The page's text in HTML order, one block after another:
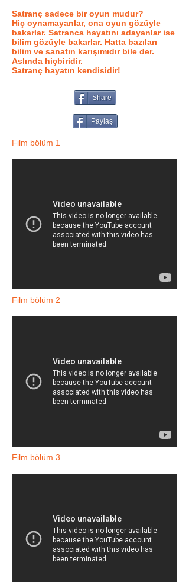
Satranç sadece bir oyun mudur?
Hiç oynamayanlar, ona oyun gözüyle
bakarlar. Satranca hayatını adayanlar ise
bilim gözüyle bakarlar. Hatta bazıları
bilim ve sanatın karışımıdır bile der.
Aslında hiçbiridir.
Satranç hayatın kendisidir!
Share
Paylaş
Film bölüm 1
Film bölüm 2
Film bölüm 3